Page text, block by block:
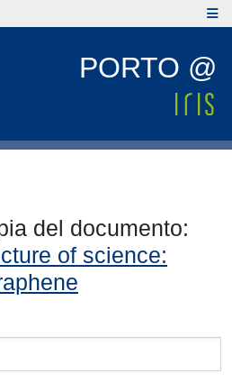
PORTO @
del documento:
of science: